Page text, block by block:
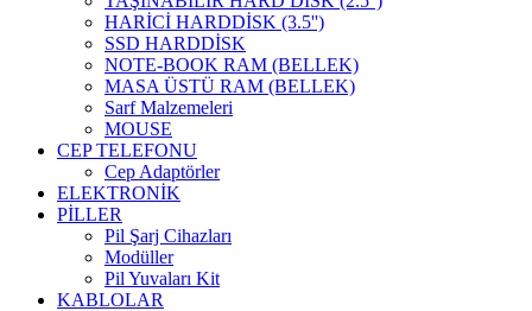
HARİCİ HARDDİSK (3.5'')
SSD HARDDİSK
NOTE-BOOK RAM (BELLEK)
MASA ÜSTÜ RAM (BELLEK)
Sarf Malzemeleri
MOUSE
CEP TELEFONU
Cep Adaptörler
ELEKTRONİK
PİLLER
Pil Şarj Cihazları
Modüller
Pil Yuvaları Kit
KABLOLAR